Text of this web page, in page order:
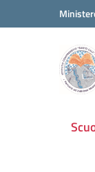
Vai ai contenuti
Vai al menu di